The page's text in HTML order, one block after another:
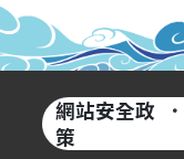
網站安全政
策
·